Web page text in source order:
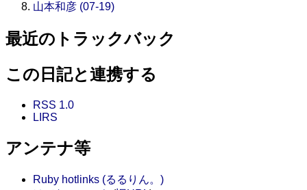
山本和彦 (07-19)
最近のトラックバック
この日記と連携する
RSS 1.0
LIRS
アンテナ等
Ruby hotlinks (るるりん。)